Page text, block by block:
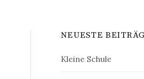
NEUESTE
Kleine Schule